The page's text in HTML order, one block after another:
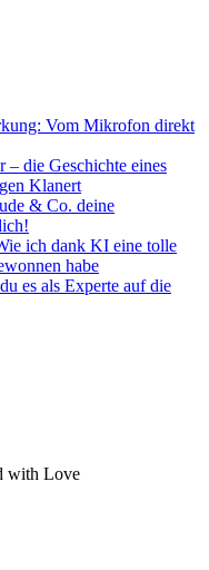
Vom Mikrofon direkt
– die Geschichte eines
Klanert
& Co. deine
ich dank KI eine tolle
habe
es als Experte auf die
with Love